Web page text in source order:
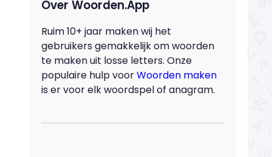
Over Woorden.App
Ruim 10+ jaar maken wij het
gebruikers gemakkelijk om woorden
te maken uit losse letters. Onze
populaire hulp voorWoorden maken
is er voor elk woordspel of anagram.